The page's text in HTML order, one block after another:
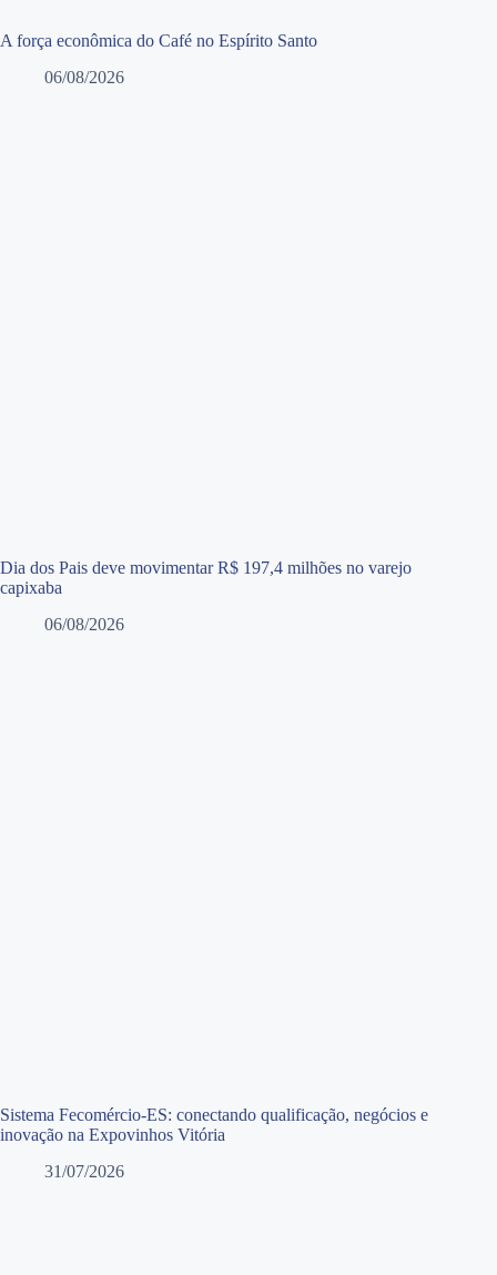
A força econômica do Café no Espírito Santo
06/08/2026
Dia dos Pais deve movimentar R$ 197,4 milhões no varejo
capixaba
06/08/2026
Sistema Fecomércio-ES: conectando qualificação, negócios e
inovação na Expovinhos Vitória
31/07/2026